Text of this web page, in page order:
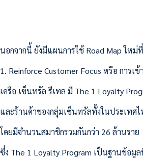
นอกจากนี้ ยังมีแผนการใช้ Road Map ให
1. Reinforce Customer Focus หรือ การเข้
เครือ เซ็นทรัล รีเทล มี The 1 Loyalty
และร้านค้าของกลุ่มเซ็นทรัลทั้งในประเทศ
โดยมีจำนวนสมาชิกรวมกันกว่า 26 ล้านราย
ซึ่ง The 1 Loyalty Program เป็นฐานข้อมู